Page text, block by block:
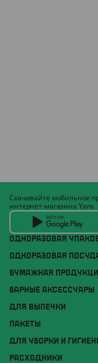
ОДНОРАЗОВАЯ
ОДНОРАЗОВАЯ
БУМАЖНАЯ
БАРНЫЕ АКСЕССУАРЫ
ДЛЯ ВЫПЕЧКИ
ПАКЕТЫ
ДЛЯ УБОРКИ И
РАСХОДНИКИ
Скачивайте мобильное
интернет-магазина Yans